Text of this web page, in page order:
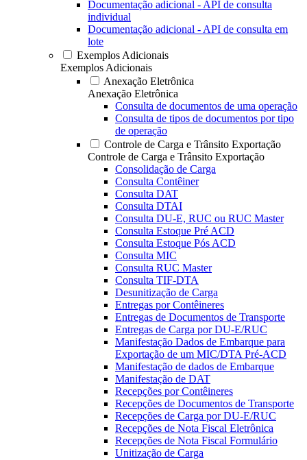
Documentação adicional - API de consulta
individual
Documentação adicional - API de consulta em
lote
Exemplos Adicionais
Exemplos Adicionais
Anexação Eletrônica
Anexação Eletrônica
Consulta de documentos de uma operação
Consulta de tipos de documentos por tipo
de operação
Controle de Carga e Trânsito Exportação
Controle de Carga e Trânsito Exportação
Consolidação de Carga
Consulta Contêiner
Consulta DAT
Consulta DTAI
Consulta DU-E, RUC ou RUC Master
Consulta Estoque Pré ACD
Consulta Estoque Pós ACD
Consulta MIC
Consulta RUC Master
Consulta TIF-DTA
Desunitização de Carga
Entregas por Contêineres
Entregas de Documentos de Transporte
Entregas de Carga por DU-E/RUC
Manifestação Dados de Embarque para
Exportação de um MIC/DTA Pré-ACD
Manifestação de dados de Embarque
Manifestação de DAT
Recepções por Contêineres
Recepções de Documentos de Transporte
Recepções de Carga por DU-E/RUC
Recepções de Nota Fiscal Eletrônica
Recepções de Nota Fiscal Formulário
Unitização de Carga